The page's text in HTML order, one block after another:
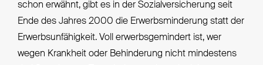
schon erwähnt, gibt es in der Sozialversicherung seit
Ende des Jahres 2000 die Erwerbsminderung statt der
Erwerbsunfähigkeit. Voll erwerbsgemindert ist, wer
wegen Krankheit oder Behinderung nicht mindestens